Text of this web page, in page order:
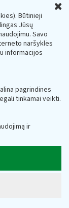
Būtinieji
Jūsų
Savo
naršyklės
informacijos
pagrindines
tinkamai veikti.
ir
el.paštas:
Juridinių